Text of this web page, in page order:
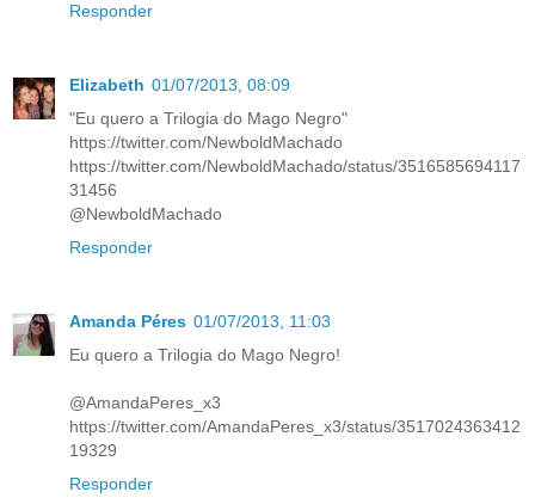
Responder
Elizabeth 01/07/2013, 08:09
"Eu quero a Trilogia do Mago Negro"
https://twitter.com/NewboldMachado
https://twitter.com/NewboldMachado/status/3516585694117
31456
@NewboldMachado
Responder
Amanda Péres 01/07/2013, 11:03
Eu quero a Trilogia do Mago Negro!
@AmandaPeres_x3
https://twitter.com/AmandaPeres_x3/status/3517024363412
19329
Responder